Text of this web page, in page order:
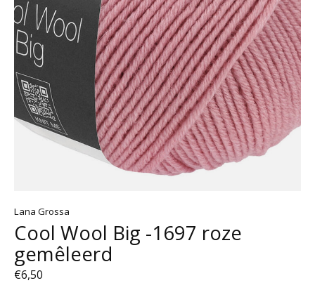
Lana Grossa
Cool Wool Big -1697 roze
gemêleerd
€6,50